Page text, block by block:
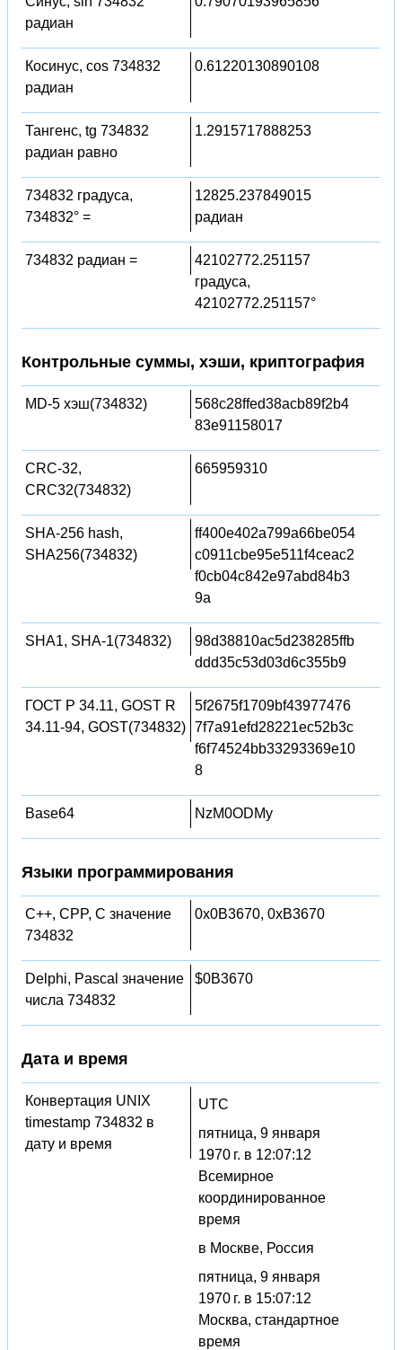
радиан
Косинус, cos 734832
радиан
0.61220130890108
Тангенс, tg 734832
радиан равно
1.2915717888253
734832 градуса,
734832° =
12825.237849015
радиан
734832 радиан =
42102772.251157
градуса,
42102772.251157°
Контрольные суммы, хэши, криптография
MD-5 хэш(734832)
568c28ffed38acb89f2b4
83e91158017
CRC-32,
CRC32(734832)
665959310
SHA-256 hash,
SHA256(734832)
ff400e402a799a66be054
c0911cbe95e511f4ceac2
f0cb04c842e97abd84b3
9a
SHA1, SHA-1(734832)
98d38810ac5d238285ffb
ddd35c53d03d6c355b9
ГОСТ Р 34.11, GOST R
34.11-94, GOST(734832)
5f2675f1709bf43977476
7f7a91efd28221ec52b3c
f6f74524bb33293369e10
8
Base64 NzM0ODMy
Языки программирования
C++, CPP, C значение
734832
0x0B3670, 0xB3670
Delphi, Pascal значение
числа 734832
$0B3670
Дата и время
Конвертация UNIX
timestamp 734832 в
дату и время
UTC
пятница, 9 января
1970 г. в 12:07:12
Всемирное
координированное
время
в Москве, Россия
пятница, 9 января
1970 г. в 15:07:12
Москва, стандартное
время